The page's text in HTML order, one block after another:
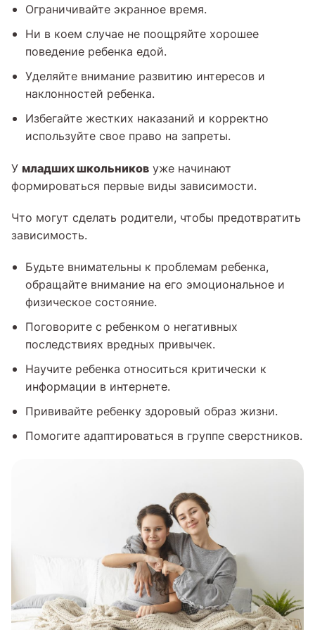
Ограничивайте экранное время.
Ни в коем случае не поощряйте хорошее
поведение ребенка едой.
Уделяйте внимание развитию интересов и
наклонностей ребенка.
Избегайте жестких наказаний и корректно
используйте свое право на запреты.
У младших школьников уже начинают
формироваться первые виды зависимости.
Что могут сделать родители, чтобы предотвратить
зависимость.
Будьте внимательны к проблемам ребенка,
обращайте внимание на его эмоциональное и
физическое состояние.
Поговорите с ребенком о негативных
последствиях вредных привычек.
Научите ребенка относиться критически к
информации в интернете.
Прививайте ребенку здоровый образ жизни.
Помогите адаптироваться в группе сверстников.